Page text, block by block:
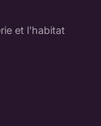
et l'habitat